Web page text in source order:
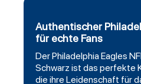
Authentischer
für echte Fans
DerPhiladelphia Eagles
Schwarz ist das perfekte
die ihre Leidenschaft für